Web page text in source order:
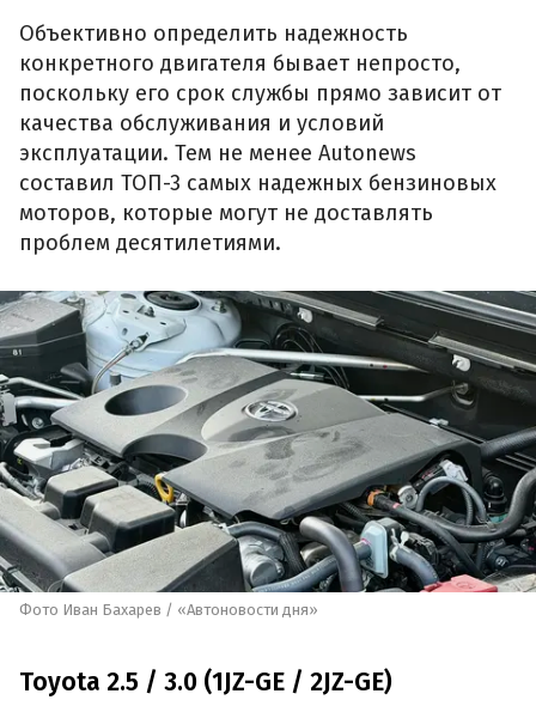
Объективно определить надежность
конкретного двигателя бывает непросто,
поскольку его срок службы прямо зависит от
качества обслуживания и условий
эксплуатации. Тем не менее Autonews
составил ТОП-3 самых надежных бензиновых
моторов, которые могут не доставлять
проблем десятилетиями.
Фото Иван Бахарев / «Автоновости дня»
Toyota 2.5 / 3.0 (1JZ-GE / 2JZ-GE)